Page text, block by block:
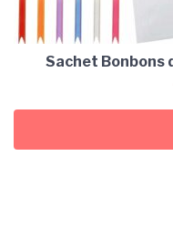
Sachet Bonbons